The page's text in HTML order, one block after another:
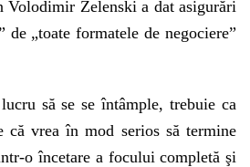
Volodimir Zelenski a dat asigurări
de „toate formatele de negociere”
să se se întâmple, trebuie ca
că vrea în mod serios să termine
o încetare a focului completă şi